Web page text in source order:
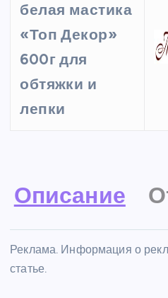
белая мастика
«Топ Декор»
600г для
обтяжки и
лепки
Описание
Реклама. Информация о
статье.